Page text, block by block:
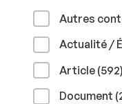
Autres
Actualité /
Article (592)
Document